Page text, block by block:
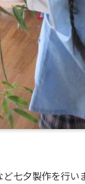
七夕製作を行い